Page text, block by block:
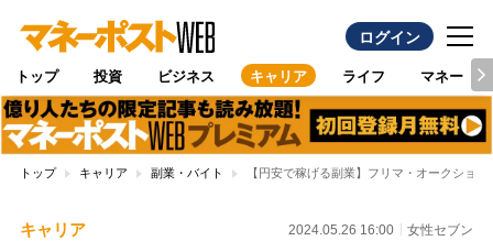
ログイン
トップ 投資 ビジネス キャリア ライフ マネー
トップ キャリア 副業・バイト 【円安で稼げる副業】フリマ・オークショ
キャリア 2024.05.26 16:00 女性セブン